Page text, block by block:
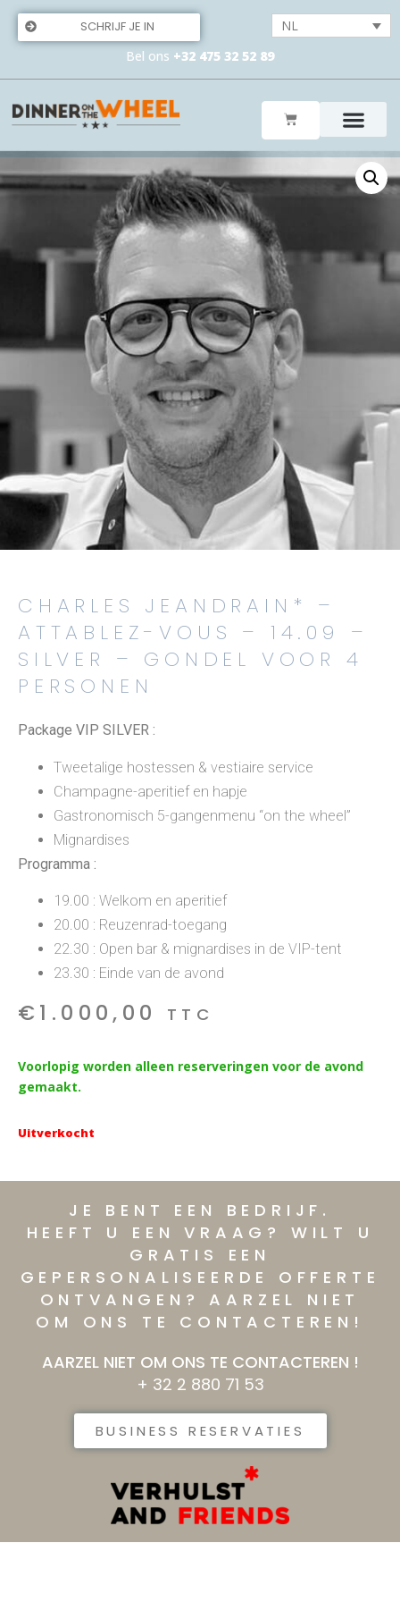
SCHRIJF JE IN
NL
Bel ons +32 475 32 52 89
CHARLES JEANDRAIN* –
ATTABLEZ-VOUS – 14.09 –
SILVER – GONDEL VOOR 4
PERSONEN
Package VIP SILVER :
Tweetalige hostessen & vestiaire service
Champagne-aperitief en hapje
Gastronomisch 5-gangenmenu “on the wheel”
Mignardises
Programma :
19.00 : Welkom en aperitief
20.00 : Reuzenrad-toegang
22.30 : Open bar & mignardises in de VIP-tent
23.30 : Einde van de avond
€ 1.000,00 TTC
Voorlopig worden alleen reserveringen voor de avond
gemaakt.
Uitverkocht
JE BENT EEN BEDRIJF.
HEEFT U EEN VRAAG? WILT U
GRATIS EEN
GEPERSONALISEERDE OFFERTE
ONTVANGEN? AARZEL NIET
OM ONS TE CONTACTEREN!
AARZEL NIET OM ONS TE CONTACTEREN !
+ 32 2 880 71 53
BUSINESS RESERVATIES